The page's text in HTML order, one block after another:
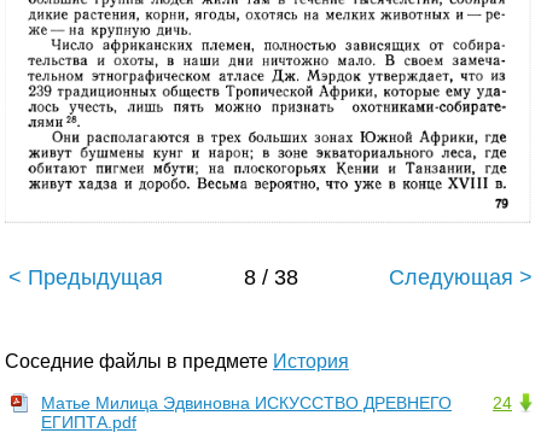
< Предыдущая 8 / 38 Следующая >
Соседние файлы в предмете История
24
Матье Милица Эдвиновна ИСКУССТВО ДРЕВНЕГО
ЕГИПТА.pdf